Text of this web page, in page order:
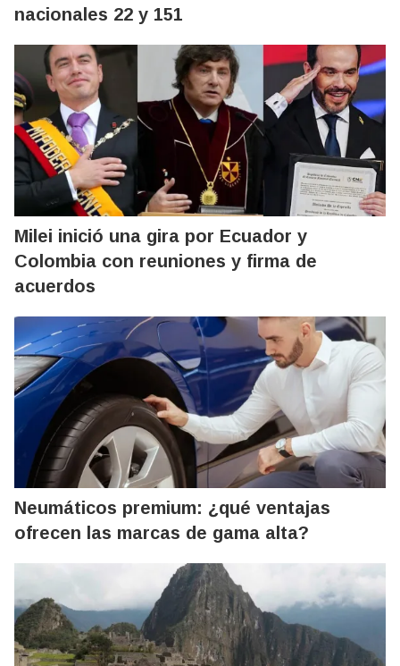
nacionales 22 y 151
Milei inició una gira por Ecuador y
Colombia con reuniones y firma de
acuerdos
Neumáticos premium: ¿qué ventajas
ofrecen las marcas de gama alta?